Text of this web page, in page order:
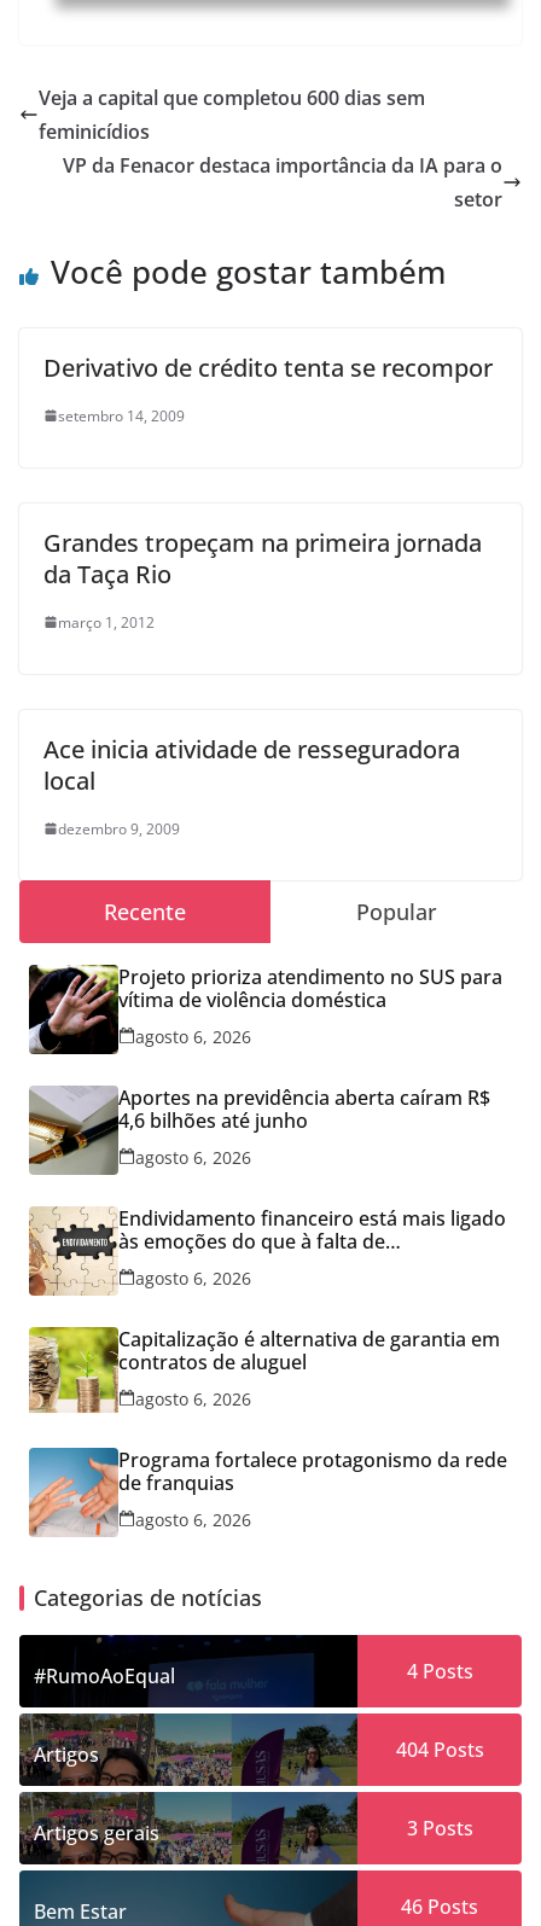
Veja a capital que completou 600 dias sem
feminicídios
VP da Fenacor destaca importância da IA para o
setor
Você pode gostar também
Derivativo de crédito tenta se recompor
setembro 14, 2009
Grandes tropeçam na primeira jornada
da Taça Rio
março 1, 2012
Ace inicia atividade de resseguradora
local
dezembro 9, 2009
Recente Popular
Projeto prioriza atendimento no SUS para
vítima de violência doméstica
agosto 6, 2026
Aportes na previdência aberta caíram R$
4,6 bilhões até junho
agosto 6, 2026
Endividamento financeiro está mais ligado
às emoções do que à falta de
conhecimento
agosto 6, 2026
Capitalização é alternativa de garantia em
contratos de aluguel
agosto 6, 2026
Programa fortalece protagonismo da rede
de franquias
agosto 6, 2026
Categorias de notícias
#RumoAoEqual 4Posts
Artigos 404Posts
Artigos gerais 3Posts
Bem Estar 46 Posts